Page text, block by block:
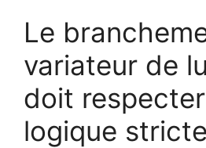
Le
variateur de
doit
logique stricte